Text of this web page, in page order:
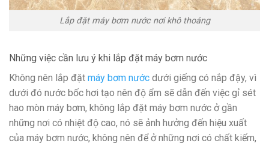
Lắp đặt máy bơm nước nơi khô thoáng
Những việc cần lưu ý khi lắp đặt máy bơm nước
Không nên lắp đặt máy bơm nước dưới giếng có nắp đậy, vì
dưới đó nước bốc hơi tạo nên độ ẩm sẽ dẫn đến việc gỉ sét
hao mòn máy bơm, không lắp đặt máy bơm nước ở gần
những nơi có nhiệt độ cao, nó sẽ ảnh hưởng đến hiệu xuất
của máy bơm nước, không nên để ở những nơi có chất kiếm,